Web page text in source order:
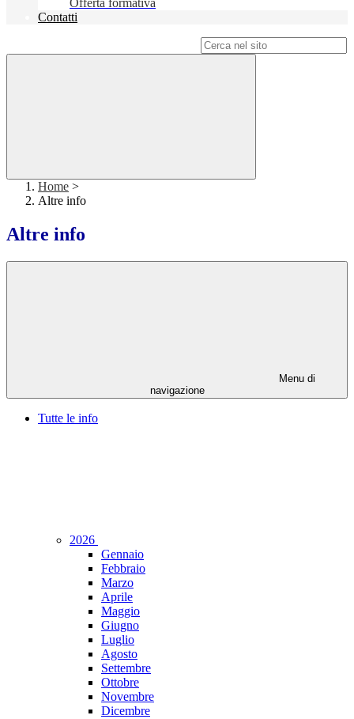
Offerta formativa
Contatti
Home >
Altre info
Altre info
Menu di
navigazione
Tutte le info
2026
Gennaio
Febbraio
Marzo
Aprile
Maggio
Giugno
Luglio
Agosto
Settembre
Ottobre
Novembre
Dicembre